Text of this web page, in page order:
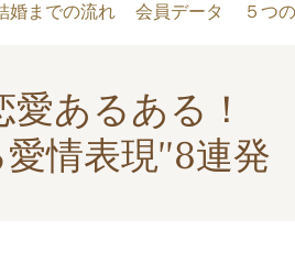
婚までの流れ 会員データ ５つ
あるある！
情表現”8連発